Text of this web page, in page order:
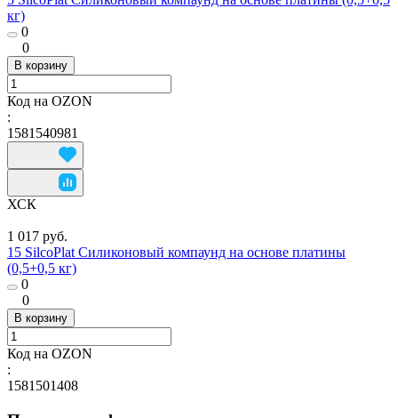
кг)
0
0
В корзину
Код на OZON
:
1581540981
ХСК
1 017 руб.
15 SilcoPlat Силиконовый компаунд на основе платины
(0,5+0,5 кг)
0
0
В корзину
Код на OZON
:
1581501408